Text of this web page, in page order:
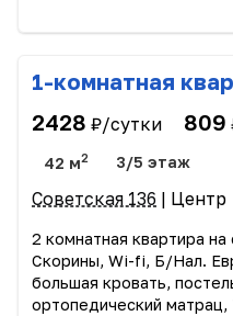
1-комнатная
2428 ₽/сутки 809
42 м2 3/5 этаж
Советская 136 | Центр
2 комнатная квартира
Скорины, Wi-fi, Б/Нал.
большая кровать,
ортопедический